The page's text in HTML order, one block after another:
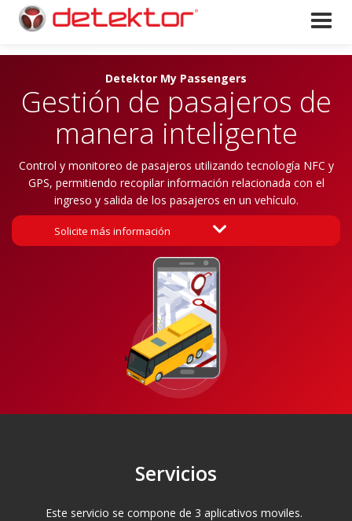
Detektor My Passengers
Gestión de pasajeros de
manera inteligente
Control y monitoreo de pasajeros utilizando tecnología NFC y
GPS, permitiendo recopilar información relacionada con el
ingreso y salida de los pasajeros en un vehículo.
Solicite más información 
Servicios
Este servicio se compone de 3 aplicativos moviles.